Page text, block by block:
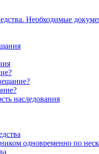
Необходимые
наследования
одновременно по